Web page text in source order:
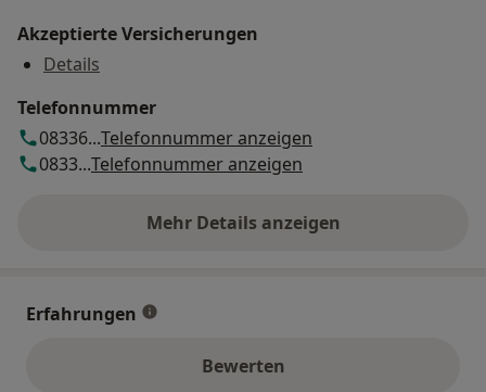
Akzeptierte Versicherungen
Details
Telefonnummer
08336...Telefonnummer anzeigen
0833...Telefonnummer anzeigen
Mehr Details anzeigen
über die Adresse
Erfahrungen
Bewerten